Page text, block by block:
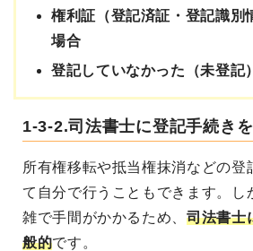
権利証（登記済証・登記識別
場合
登記していなかった（未登記
1-3-2.司法書士に登記手続き
所有権移転や抵当権抹消などの登
て自分で行うこともできます。し
雑で手間がかかるため、司法書士
般的です。